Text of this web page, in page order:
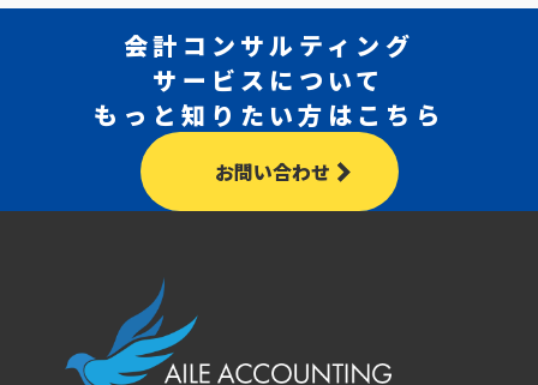
会計コンサルティング
サービスについて
もっと知りたい方は こちら
お問い合わせ